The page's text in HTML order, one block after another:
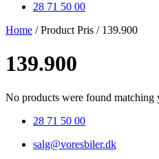
28 71 50 00
Home / Product Pris / 139.900
139.900
No products were found matching
28 71 50 00
salg@voresbiler.dk